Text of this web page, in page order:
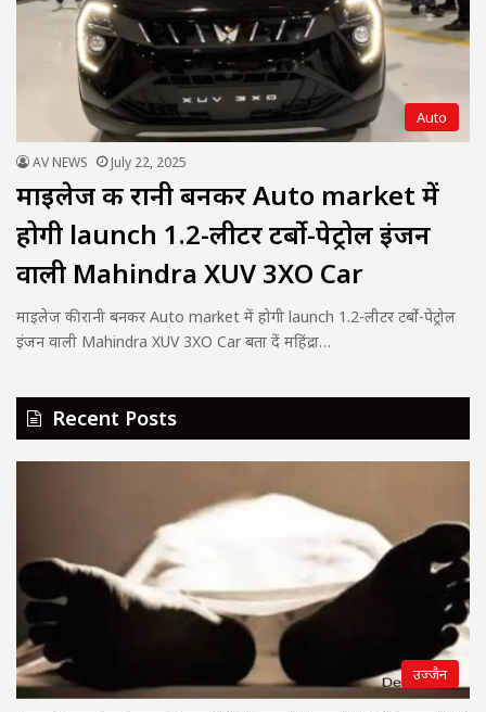
Auto
AV NEWS July 22, 2025
माइलेज की रानी बनकर Auto market में
होगी launch 1.2-लीटर टर्बो-पेट्रोल इंजन
वाली Mahindra XUV 3XO Car
माइलेज की रानी बनकर Auto market में होगी launch 1.2-लीटर टर्बो-पेट्रोल
इंजन वाली Mahindra XUV 3XO Car बता दें महिंद्रा…
Recent Posts
उज्जैन